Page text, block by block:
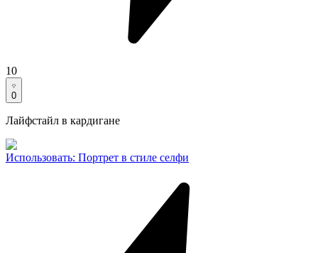
10
0
Лайфстайл в кардигане
Использовать: Портрет в стиле селфи